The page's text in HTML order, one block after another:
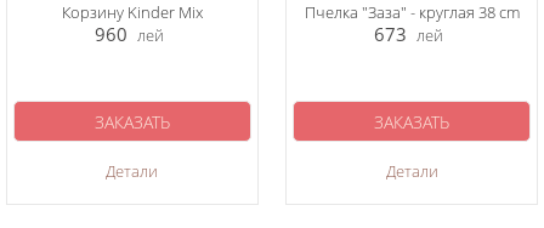
Корзину Kinder Mix
960 лей
Детали
ЗАКАЗАТЬ
Пчелка "Заза" - круглая 38 cm
673 лей
Детали
ЗАКАЗАТЬ